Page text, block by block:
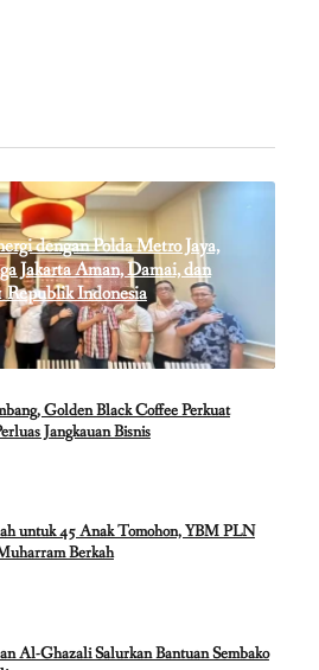
dengan Polda Metro Jaya,
Jakarta Aman, Damai, dan
Indonesia
Golden Black Coffee Perkuat
Jangkauan Bisnis
untuk 45 Anak Tomohon, YBM PLN
Berkah
Al-Ghazali Salurkan Bantuan Sembako